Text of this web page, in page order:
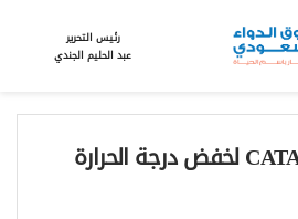
رئيس التحرير
عبد الحليم الجندي
كتافاست – CATAFAST لخفض درجة الحرارة